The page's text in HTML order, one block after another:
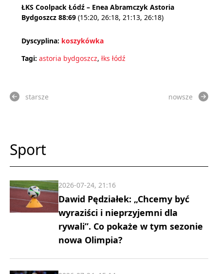
ŁKS Coolpack Łódź – Enea Abramczyk Astoria
Bydgoszcz 88:69 (15:20, 26:18, 21:13, 26:18)
Dyscyplina: koszykówka
Tagi: astoria bydgoszcz, łks łódź
starsze nowsze
Sport
Dawid Pędziałek: „Chcemy być
wyraziści i nieprzyjemni dla
rywali”. Co pokaże w tym sezonie
nowa Olimpia?
2026-07-24, 21:16